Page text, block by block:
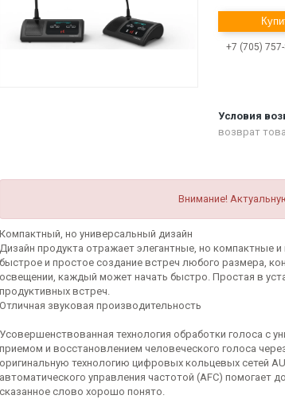
+7 (705)
возврат
Внимание!
Компактный, но универсальный дизайн
Дизайн продукта отражает элегантные, но компактные
быстрое и простое создание встреч любого размера,
освещении, каждый может начать быстро. Простая в
продуктивных встреч.
Отличная звуковая производительность
Усовершенствованная технология обработки голоса с
приемом и восстановлением человеческого голоса
оригинальную технологию цифровых кольцевых сетей
автоматического управления частотой (AFC)
сказанное слово хорошо понято.